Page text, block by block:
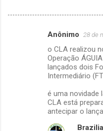
Anônimo 28 de
o CLA realizou
Operação
lançados dois
Intermediário
é uma novidade
CLA está
antecipar o